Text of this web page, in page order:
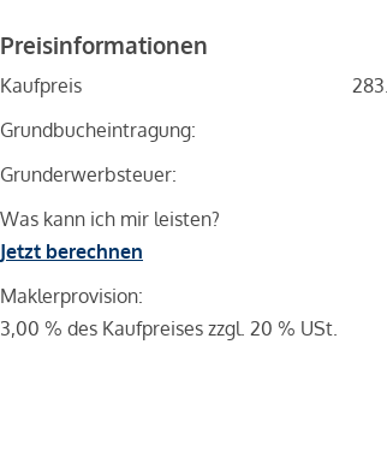
Preisinformationen
Kaufpreis
Grundbucheintragung:
Grunderwerbsteuer:
Was kann ich mir leisten?
Jetzt berechnen
Maklerprovision:
3,00 % des Kaufpreises zzgl. 20 % USt.